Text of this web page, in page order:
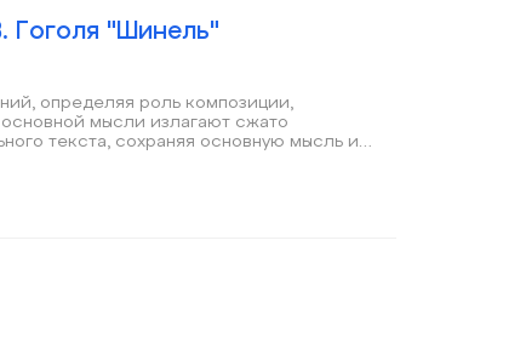
Гоголя "Шинель"
определяя роль композиции,